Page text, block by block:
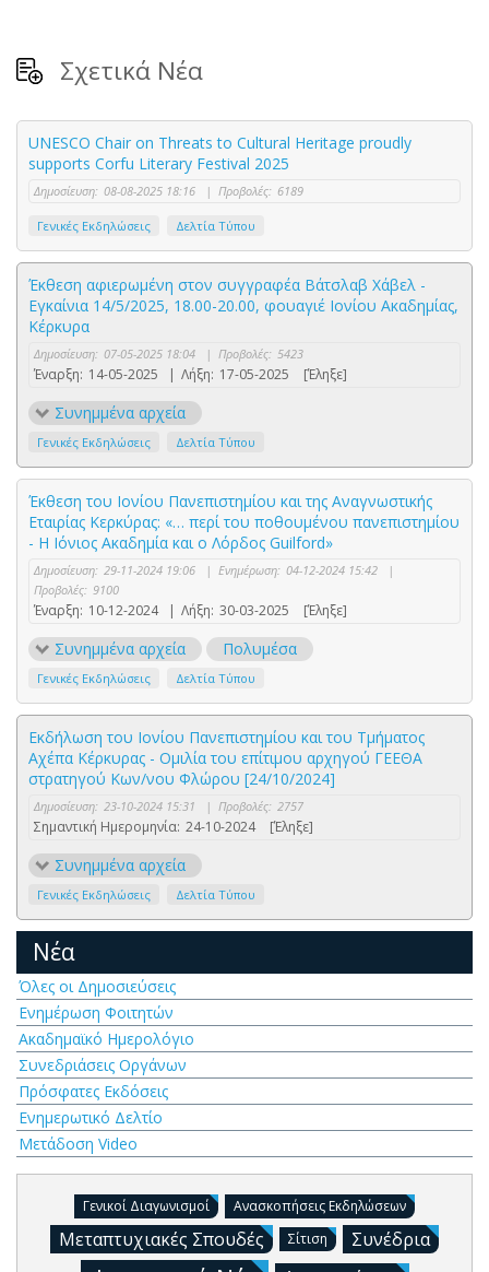
Σχετικά Νέα
UNESCO Chair on Threats to Cultural Heritage proudly
supports Corfu Literary Festival 2025
Δημοσίευση: 08-08-2025 18:16 | Προβολές: 6189
Γενικές Εκδηλώσεις Δελτία Τύπου
Έκθεση αφιερωμένη στον συγγραφέα Βάτσλαβ Χάβελ -
Εγκαίνια 14/5/2025, 18.00-20.00, φουαγιέ Ιονίου Ακαδημίας,
Κέρκυρα
Δημοσίευση: 07-05-2025 18:04 | Προβολές: 5423
Έναρξη: 14-05-2025 | Λήξη: 17-05-2025 [Έληξε]
Συνημμένα αρχεία
Γενικές Εκδηλώσεις Δελτία Τύπου
Έκθεση του Ιονίου Πανεπιστημίου και της Αναγνωστικής
Εταιρίας Κερκύρας: «… περί του ποθουμένου πανεπιστημίου
- Η Ιόνιος Ακαδημία και ο Λόρδος Guilford»
Δημοσίευση: 29-11-2024 19:06 | Ενημέρωση: 04-12-2024 15:42
|
Προβολές: 9100
Έναρξη: 10-12-2024 | Λήξη: 30-03-2025 [Έληξε]
Συνημμένα αρχεία Πολυμέσα
Γενικές Εκδηλώσεις Δελτία Τύπου
Εκδήλωση του Ιονίου Πανεπιστημίου και του Τμήματος
Αχέπα Κέρκυρας - Ομιλία του επίτιμου αρχηγού ΓΕΕΘΑ
στρατηγού Κων/νου Φλώρου [24/10/2024]
Δημοσίευση: 23-10-2024 15:31 | Προβολές: 2757
Σημαντική Ημερομηνία: 24-10-2024 [Έληξε]
Συνημμένα αρχεία
Γενικές Εκδηλώσεις Δελτία Τύπου
Νέα
Όλες οι Δημοσιεύσεις
Ενημέρωση Φοιτητών
Ακαδημαϊκό Ημερολόγιο
Συνεδριάσεις Οργάνων
Πρόσφατες Εκδόσεις
Ενημερωτικό Δελτίο
Μετάδοση Video
Γενικοί Διαγωνισμοί Ανασκοπήσεις Εκδηλώσεων
Μεταπτυχιακές Σπουδές Σίτιση Συνέδρια